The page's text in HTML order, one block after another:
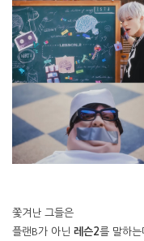
쫓겨난 그들은
플랜B가 아닌 레슨2를 말하는